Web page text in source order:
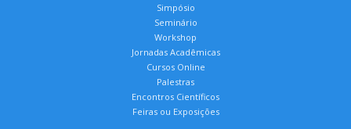
Simpósio
Seminário
Workshop
Jornadas Acadêmicas
Cursos Online
Palestras
Encontros Científicos
Feiras ou Exposições